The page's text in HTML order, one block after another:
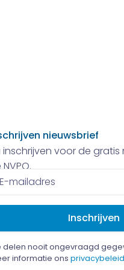
nieuwsbrief
inschrijven voor de
delen nooit ongevraagd
informatie ons privacybeleid